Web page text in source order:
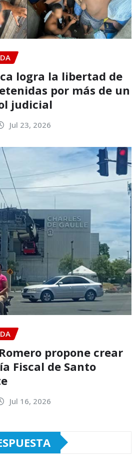
logra la libertad de
por más de un
judicial
Jul 23, 2026
propone crear
Fiscal de Santo
Jul 16, 2026